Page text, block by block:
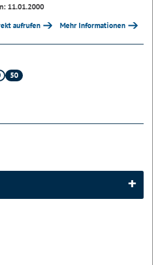
11.01.2000
aufrufen Mehr Informationen
50